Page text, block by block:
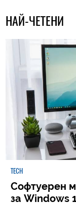
НАЙ-ЧЕТЕНИ
TECH
Софтуерен
за Windows